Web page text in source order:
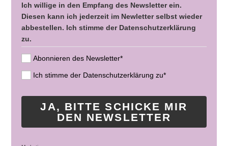
Ich willige in den Empfang des Newsletter ein.
Diesen kann ich jederzeit im Newletter selbst wieder
abbestellen. Ich stimme der Datenschutzerklärung
zu.
Abonnieren des Newsletter*
Ich stimme der Datenschutzerklärung zu*
JA, BITTE SCHICKE MIR
DEN NEWSLETTER